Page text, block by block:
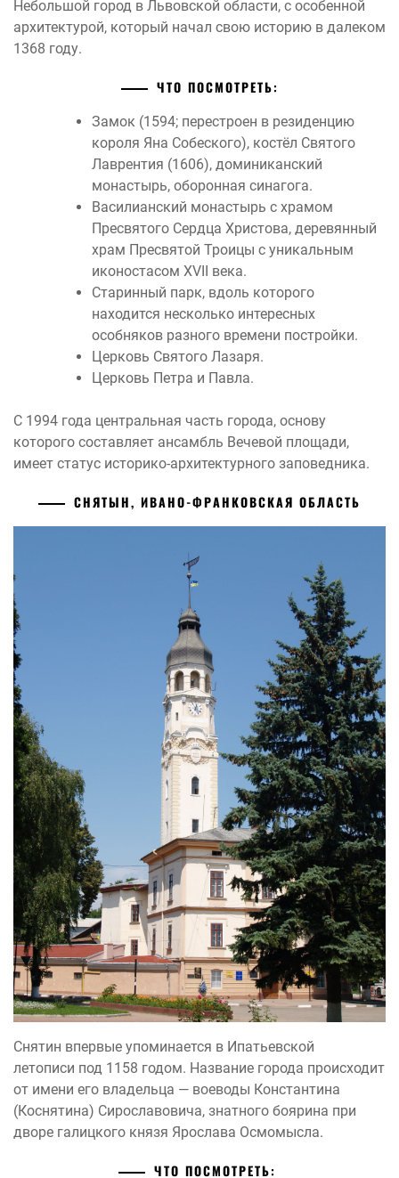
Небольшой город в Львовской области, с особенной
архитектурой, который начал свою историю в далеком
1368 году.
ЧТО ПОСМОТРЕТЬ:
Замок (1594; перестроен в резиденцию
короля Яна Собеского), костёл Святого
Лаврентия (1606), доминиканский
монастырь, оборонная синагога.
Василианский монастырь с храмом
Пресвятого Сердца Христова, деревянный
храм Пресвятой Троицы с уникальным
иконостасом XVII века.
Старинный парк, вдоль которого
находится несколько интересных
особняков разного времени постройки.
Церковь Святого Лазаря.
Церковь Петра и Павла.
С 1994 года центральная часть города, основу
которого составляет ансамбль Вечевой площади,
имеет статус историко-архитектурного заповедника.
СНЯТЫН, ИВАНО-ФРАНКОВСКАЯ ОБЛАСТЬ
Снятин впервые упоминается в Ипатьевской
летописи под 1158 годом. Название города происходит
от имени его владельца — воеводы Константина
(Коснятина) Сирославовича, знатного боярина при
дворе галицкого князя Ярослава Осмомысла.
ЧТО ПОСМОТРЕТЬ: